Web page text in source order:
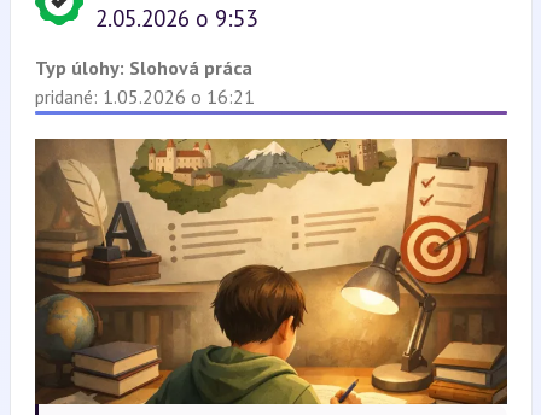
2.05.2026 o 9:53
Typ úlohy: Slohová práca
pridané: 1.05.2026 o 16:21